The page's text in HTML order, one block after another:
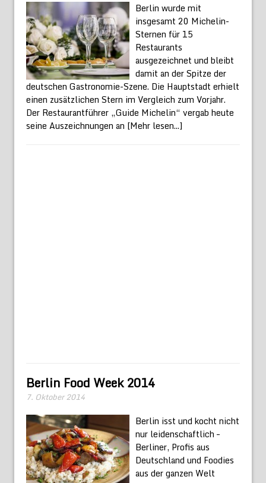
Berlin wurde mit
insgesamt 20 Michelin-
Sternen für 15
Restaurants
ausgezeichnet und bleibt
damit an der Spitze der
deutschen Gastronomie-Szene. Die Hauptstadt erhielt
einen zusätzlichen Stern im Vergleich zum Vorjahr.
Der Restaurantführer „Guide Michelin“ vergab heute
seine Auszeichnungen an [Mehr lesen...]
Berlin Food Week 2014
7. Oktober 2014
Berlin isst und kocht nicht
nur leidenschaftlich –
Berliner, Profis aus
Deutschland und Foodies
aus der ganzen Welt